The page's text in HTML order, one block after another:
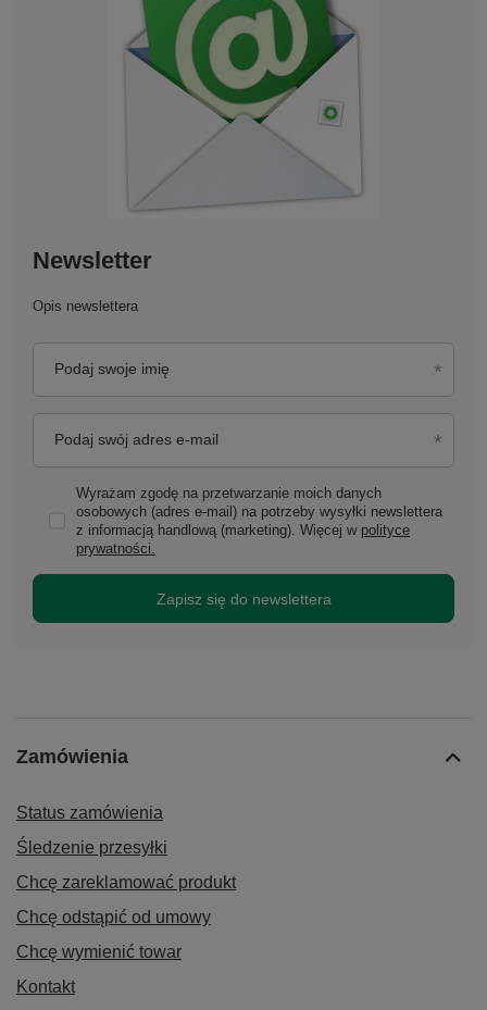
Newsletter
Opis newslettera
Podaj swoje imię
Podaj swój adres e-mail
Wyrażam zgodę na przetwarzanie moich danych
osobowych (adres e-mail) na potrzeby wysyłki newslettera
z informacją handlową (marketing). Więcej w polityce
prywatności.
Zapisz się do newslettera
Zamówienia
Status zamówienia
Śledzenie przesyłki
Chcę zareklamować produkt
Chcę odstąpić od umowy
Chcę wymienić towar
Kontakt